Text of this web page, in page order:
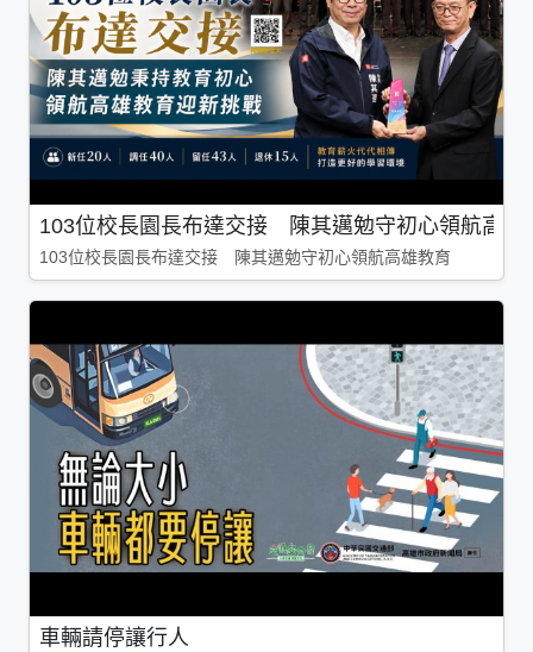
103位校長園長布達交接 陳其邁勉守初心領航高雄
103位校長園長布達交接 陳其邁勉守初心領航高雄教育
車輛請停讓行人